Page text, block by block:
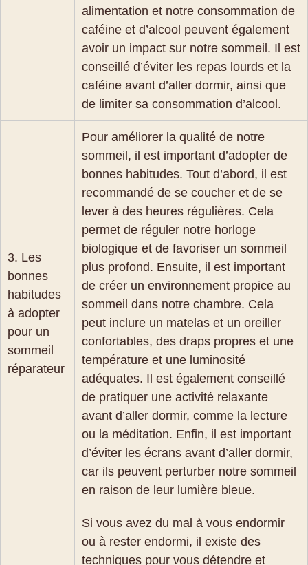
alimentation et notre consommation de
caféine et d’alcool peuvent également
avoir un impact sur notre sommeil. Il est
conseillé d’éviter les repas lourds et la
caféine avant d’aller dormir, ainsi que
de limiter sa consommation d’alcool.
3. Les
bonnes
habitudes
à adopter
pour un
sommeil
réparateur
Pour améliorer la qualité de notre
sommeil, il est important d’adopter de
bonnes habitudes. Tout d’abord, il est
recommandé de se coucher et de se
lever à des heures régulières. Cela
permet de réguler notre horloge
biologique et de favoriser un sommeil
plus profond. Ensuite, il est important
de créer un environnement propice au
sommeil dans notre chambre. Cela
peut inclure un matelas et un oreiller
confortables, des draps propres et une
température et une luminosité
adéquates. Il est également conseillé
de pratiquer une activité relaxante
avant d’aller dormir, comme la lecture
ou la méditation. Enfin, il est important
d’éviter les écrans avant d’aller dormir,
car ils peuvent perturber notre sommeil
en raison de leur lumière bleue.
Si vous avez du mal à vous endormir
ou à rester endormi, il existe des
techniques pour vous détendre et